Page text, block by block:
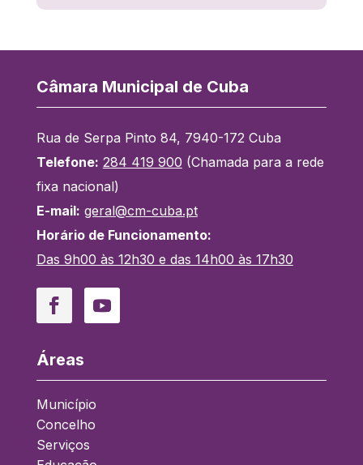
Câmara Municipal de Cuba
Rua de Serpa Pinto 84, 7940-172 Cuba
Telefone: 284 419 900 (Chamada para a rede
fixa nacional)
E-mail: geral@cm-cuba.pt
Horário de Funcionamento:
Das 9h00 às 12h30 e das 14h00 às 17h30
FacebookYouTube
Áreas
Município
Concelho
Serviços